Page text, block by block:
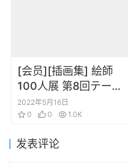
[会员][插画集] 絵師
100人展 第8回テーマ
「雅」
2022年5月16日
0
0 1.0K
发表评论